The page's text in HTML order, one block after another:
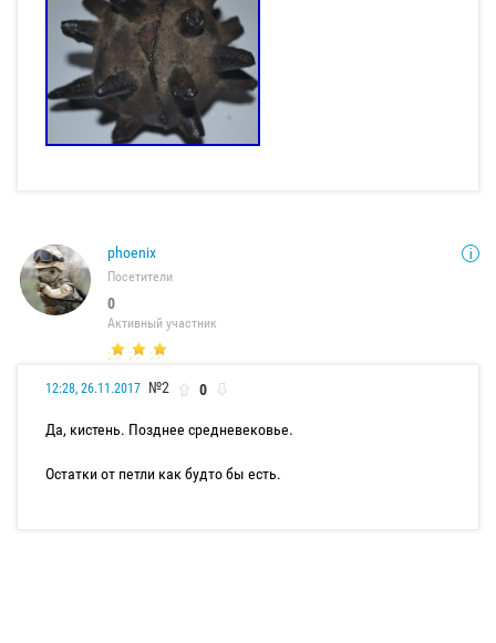
phoenix
Посетители
0
Активный участник
12:28, 26.11.2017 №2 0
Да, кистень. Позднее средневековье.
Остатки от петли как будто бы есть.